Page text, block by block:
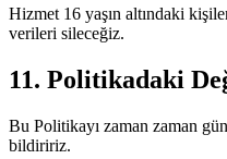
Hizmet 16 yaşın altındaki
verileri sileceğiz.
11. Politikadaki
Bu Politikayı zaman zaman
bildiririz.